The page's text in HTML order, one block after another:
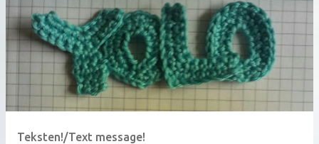
Teksten!/Text message!